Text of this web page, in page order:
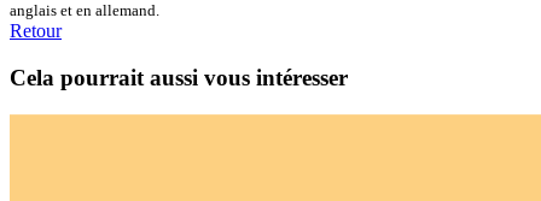
anglais et en allemand.
Retour
Cela pourrait aussi vous intéresser